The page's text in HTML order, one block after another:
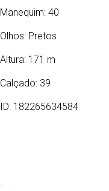
Manequim: 40
Olhos: Pretos
Altura: 171 m
Calçado: 39
ID: 182265634584